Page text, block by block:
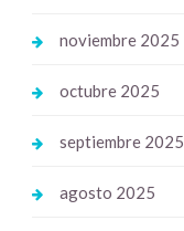
noviembre 2025
octubre 2025
septiembre 2025
agosto 2025